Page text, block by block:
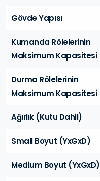
Gövde Yapısı
Kumanda Rölelerinin
Maksimum Kapasitesi
Durma Rölelerinin
Maksimum Kapasitesi
Ağırlık (Kutu Dahil)
Small Boyut (YxGxD)
Medium Boyut (YxGxD)